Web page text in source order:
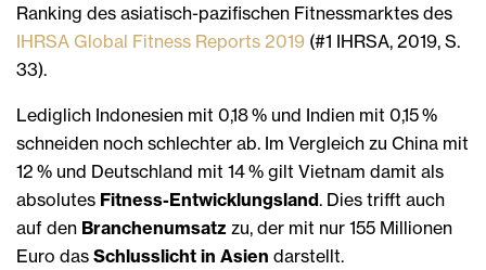
Ranking des asiatisch-pazifischen Fitnessmarktes des
IHRSA Global Fitness Reports 2019 (#1 IHRSA, 2019, S.
33).
Lediglich Indonesien mit 0,18 % und Indien mit 0,15 %
schneiden noch schlechter ab. Im Vergleich zu China mit
12 % und Deutschland mit 14 % gilt Vietnam damit als
absolutes Fitness-Entwicklungsland. Dies trifft auch
auf den Branchenumsatz zu, der mit nur 155 Millionen
Euro das Schlusslicht in Asien darstellt.